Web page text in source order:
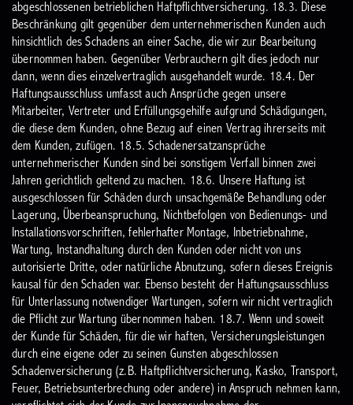
abgeschlossenen betrieblichen Haftpflichtversicherung. 18.3. Diese
Beschränkung gilt gegenüber dem unternehmerischen Kunden auch
hinsichtlich des Schadens an einer Sache, die wir zur Bearbeitung
übernommen haben. Gegenüber Verbrauchern gilt dies jedoch nur
dann, wenn dies einzelvertraglich ausgehandelt wurde. 18.4. Der
Haftungsausschluss umfasst auch Ansprüche gegen unsere
Mitarbeiter, Vertreter und Erfüllungsgehilfe aufgrund Schädigungen,
die diese dem Kunden, ohne Bezug auf einen Vertrag ihrerseits mit
dem Kunden, zufügen. 18.5. Schadenersatzansprüche
unternehmerischer Kunden sind bei sonstigem Verfall binnen zwei
Jahren gerichtlich geltend zu machen. 18.6. Unsere Haftung ist
ausgeschlossen für Schäden durch unsachgemäße Behandlung oder
Lagerung, Überbeanspruchung, Nichtbefolgen von Bedienungs- und
Installationsvorschriften, fehlerhafter Montage, Inbetriebnahme,
Wartung, Instandhaltung durch den Kunden oder nicht von uns
autorisierte Dritte, oder natürliche Abnutzung, sofern dieses Ereignis
kausal für den Schaden war. Ebenso besteht der Haftungsausschluss
für Unterlassung notwendiger Wartungen, sofern wir nicht vertraglich
die Pflicht zur Wartung übernommen haben. 18.7. Wenn und soweit
der Kunde für Schäden, für die wir haften, Versicherungsleistungen
durch eine eigene oder zu seinen Gunsten abgeschlossen
Schadenversicherung (z.B. Haftpflichtversicherung, Kasko, Transport,
Feuer, Betriebsunterbrechung oder andere) in Anspruch nehmen kann,